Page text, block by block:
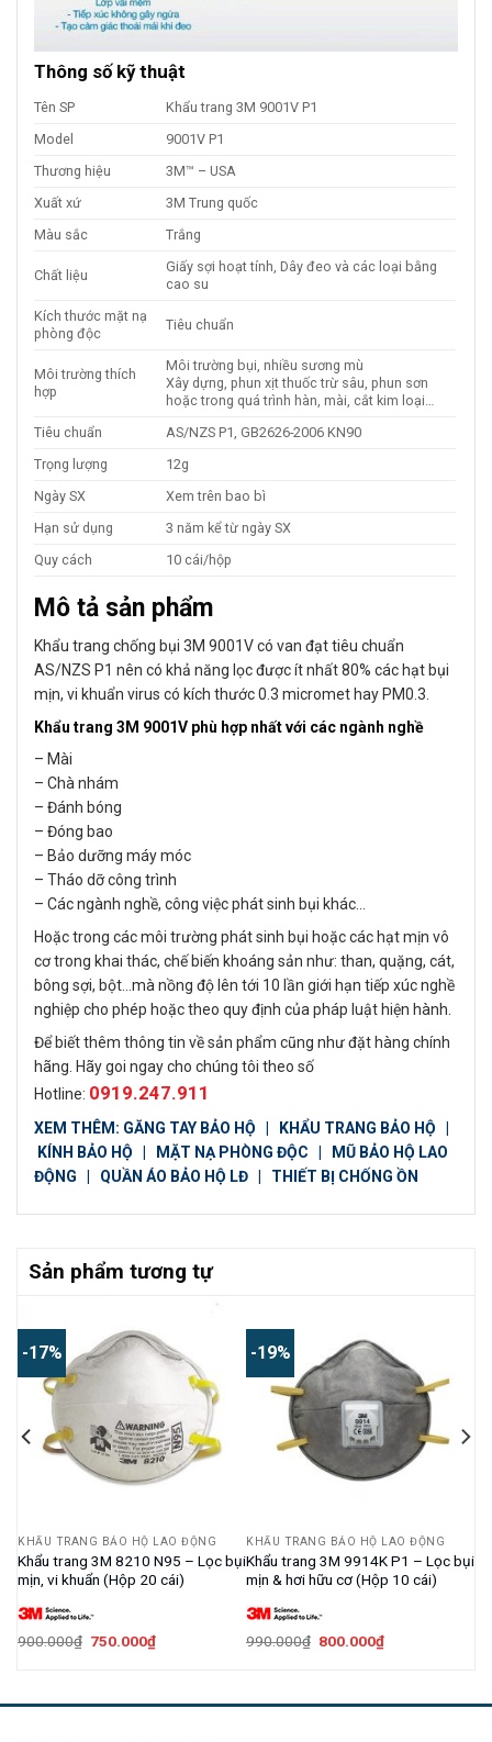
Thông số kỹ thuật
Tên SP
Khẩu trang 3M 9001V P1
Model
9001V P1
Thương hiệu
3M™ – USA
Xuất xứ
3M Trung quốc
Màu sắc
Trắng
Chất liệu
Giấy sợi hoạt tính, Dây đeo và các loại bằng
cao su
Kích thước mặt nạ
phòng độc
Tiêu chuẩn
Môi trường thích
hợp
Môi trường bụi, nhiều sương mù
Xây dựng, phun xịt thuốc trừ sâu, phun sơn
hoặc trong quá trình hàn, mài, cắt kim loại…
Tiêu chuẩn
AS/NZS P1, GB2626-2006 KN90
Trọng lượng
12g
Ngày SX
Xem trên bao bì
Hạn sử dụng
3 năm kể từ ngày SX
Quy cách
10 cái/hộp
Mô tả sản phẩm
Khẩu trang chống bụi 3M 9001V có van đạt tiêu chuẩn
AS/NZS P1 nên có khả năng lọc được ít nhất 80% các hạt bụi
mịn, vi khuẩn virus có kích thước 0.3 micromet hay PM0.3.
Khẩu trang 3M 9001V phù hợp nhất với các ngành nghề
– Mài
– Chà nhám
– Đánh bóng
– Đóng bao
– Bảo dưỡng máy móc
– Tháo dỡ công trình
– Các ngành nghề, công việc phát sinh bụi khác…
Hoặc trong các môi trường phát sinh bụi hoặc các hạt mịn vô
cơ trong khai thác, chế biến khoáng sản như: than, quặng, cát,
bông sợi, bột…mà nồng độ lên tới 10 lần giới hạn tiếp xúc nghề
nghiệp cho phép hoặc theo quy định của pháp luật hiện hành.
Để biết thêm thông tin về sản phẩm cũng như đặt hàng chính
hãng. Hãy goi ngay cho chúng tôi theo số
Hotline: 0919.247.911
XEM THÊM: GĂNG TAY BẢO HỘ KHẨU TRANG BẢO HỘ
KÍNH BẢO HỘ
MẶT NẠ PHÒNG ĐỘC
MŨ BẢO HỘ LAO
ĐỘNG
QUẦN ÁO BẢO HỘ LĐ THIẾT BỊ CHỐNG ỒN
Sản phẩm tương tự
-17%
KHẨU TRANG BẢO HỘ LAO ĐỘNG
Khẩu trang 3M 8210 N95 – Lọc bụi
mịn, vi khuẩn (Hộp 20 cái)
900.000₫ Giá
750.000₫Giá
-19%
KHẨU TRANG BẢO HỘ LAO ĐỘNG
Khẩu trang 3M 9914K P1 – Lọc bụi
mịn & hơi hữu cơ (Hộp 10 cái)
990.000₫ Giá
800.000₫Giá